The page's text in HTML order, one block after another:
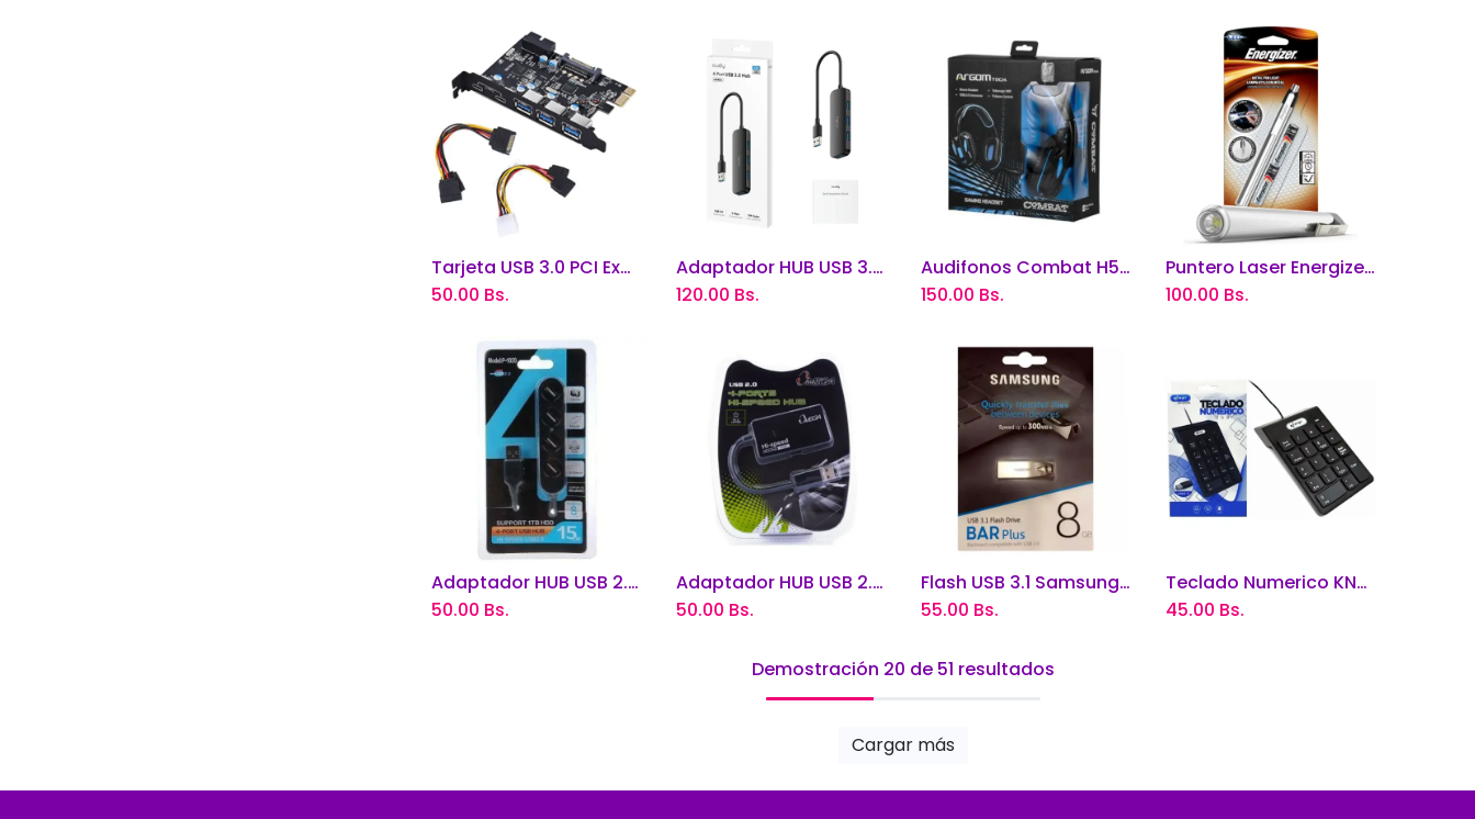
Añadir al carritoTarjeta USB 3.0 PCI Expres de 4 Puertos KNUP
50.00 Bs.
Añadir al carrito Adaptador HUB USB 3.0 Cudy de 4 Puertos
120.00 Bs.
Añadir al carrito Audifonos Combat H545 Argom TECH
150.00 Bs.
Añadir al carrito Puntero Laser Energizer 15h
100.00 Bs.
Añadir al carrito Adaptador HUB USB 2.0 de 4 Puertos
50.00 Bs.
Añadir al carrito Adaptador HUB USB 2.0 de 4 Puertos Omega
50.00 Bs.
Añadir al carrito Flash USB 3.1 Samsung de 8 GB 200MB/S
55.00 Bs.
Añadir al carrito Teclado Numerico KNUP USB
45.00 Bs.
Demostración 20 de 51 resultados
Cargar más